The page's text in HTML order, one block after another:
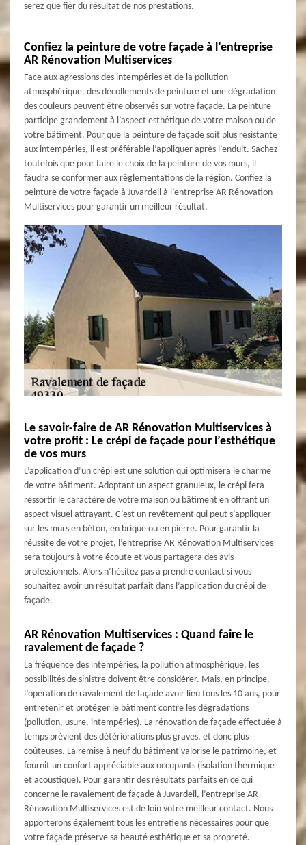
serez que fier du résultat de nos prestations.
Confiez la peinture de votre façade à l’entreprise
AR Rénovation Multiservices
Face aux agressions des intempéries et de la pollution
atmosphérique, des décollements de peinture et une dégradation
des couleurs peuvent être observés sur votre façade. La peinture
participe grandement à l’aspect esthétique de votre maison ou de
votre bâtiment. Pour que la peinture de façade soit plus résistante
aux intempéries, il est préférable l’appliquer après l’enduit. Sachez
toutefois que pour faire le choix de la peinture de vos murs, il
faudra se conformer aux règlementations de la région. Confiez la
peinture de votre façade à Juvardeil à l’entreprise AR Rénovation
Multiservices pour garantir un meilleur résultat.
Le savoir-faire de AR Rénovation Multiservices à
votre profit : Le crépi de façade pour l’esthétique
de vos murs
L’application d’un crépi est une solution qui optimisera le charme
de votre bâtiment. Adoptant un aspect granuleux, le crépi fera
ressortir le caractère de votre maison ou bâtiment en offrant un
aspect visuel attrayant. C’est un revêtement qui peut s’appliquer
sur les murs en béton, en brique ou en pierre. Pour garantir la
réussite de votre projet, l’entreprise AR Rénovation Multiservices
sera toujours à votre écoute et vous partagera des avis
professionnels. Alors n’hésitez pas à prendre contact si vous
souhaitez avoir un résultat parfait dans l’application du crépi de
façade.
AR Rénovation Multiservices : Quand faire le
ravalement de façade ?
La fréquence des intempéries, la pollution atmosphérique, les
possibilités de sinistre doivent être considérer. Mais, en principe,
l’opération de ravalement de façade avoir lieu tous les 10 ans, pour
entretenir et protéger le bâtiment contre les dégradations
(pollution, usure, intempéries). La rénovation de façade effectuée à
temps prévient des détériorations plus graves, et donc plus
coûteuses. La remise à neuf du bâtiment valorise le patrimoine, et
fournit un confort appréciable aux occupants (isolation thermique
et acoustique). Pour garantir des résultats parfaits en ce qui
concerne le ravalement de façade à Juvardeil, l’entreprise AR
Rénovation Multiservices est de loin votre meilleur contact. Nous
apporterons également tous les entretiens nécessaires pour que
votre façade préserve sa beauté esthétique et sa propreté.